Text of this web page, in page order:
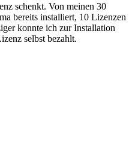
schenkt. Von meinen 30
bereits installiert, 10 Lizenzen
konnte ich zur Installation
selbst bezahlt.